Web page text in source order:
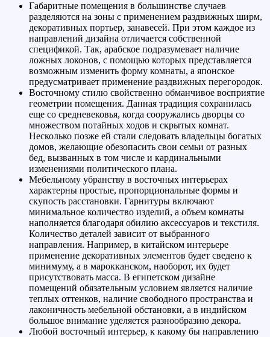
Габаритные помещения в большинстве случаев
разделяются на зоны с применением раздвижных ширм,
декоративных портьер, занавесей. При этом каждое из
направлений дизайна отличается собственной
спецификой. Так, арабское подразумевает наличие
ложных локонов, с помощью которых представляется
возможным изменить форму комнаты, а японское
предусматривает применение раздвижных перегородок.
Восточному стилю свойственно обманчивое восприятие
геометрии помещения. Данная традиция сохранилась
еще со средневековья, когда сооружались дворцы со
множеством потайных ходов и скрытых комнат.
Несколько позже ей стали следовать владельцы богатых
домов, желающие обезопасить свои семьи от разных
бед, вызванных в том числе и кардинальными
изменениями политического плана.
Мебельному убранству в восточных интерьерах
характерны простые, пропорциональные формы и
скупость расстановки. Гарнитуры включают
минимальное количество изделий, а объем комнаты
наполняется благодаря обилию аксессуаров и текстиля.
Количество деталей зависит от выбранного
направления. Например, в китайском интерьере
применение декоративных элементов будет сведено к
минимуму, а в марокканском, наоборот, их будет
присутствовать масса. В египетском дизайне
помещений обязательным условием является наличие
теплых оттенков, наличие свободного пространства и
лаконичность мебельной обстановки, а в индийском
большое внимание уделяется разнообразию декора.
Любой восточный интерьер, к какому бы направлению